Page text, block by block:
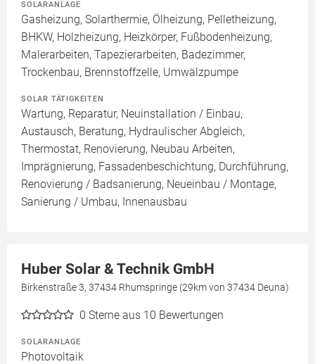
SOLARANLAGE
Gasheizung, Solarthermie, Ölheizung, Pelletheizung,
BHKW, Holzheizung, Heizkörper, Fußbodenheizung,
Malerarbeiten, Tapezierarbeiten, Badezimmer,
Trockenbau, Brennstoffzelle, Umwälzpumpe
SOLAR TÄTIGKEITEN
Wartung, Reparatur, Neuinstallation / Einbau,
Austausch, Beratung, Hydraulischer Abgleich,
Thermostat, Renovierung, Neubau Arbeiten,
Imprägnierung, Fassadenbeschichtung, Durchführung,
Renovierung / Badsanierung, Neueinbau / Montage,
Sanierung / Umbau, Innenausbau
Huber Solar & Technik GmbH
Birkenstraße 3, 37434 Rhumspringe (29km von 37434 Deuna)
0 Sterne aus 10 Bewertungen
SOLARANLAGE
Photovoltaik